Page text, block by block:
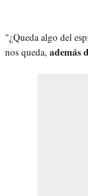
"¿Queda algo del
nos queda, además